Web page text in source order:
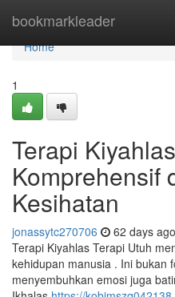
bookmarkleader
Home
Home
1
Terapi
Komprehensif
Kesihatan
jonassytc270706 62 days ago
Terapi Kiyahlas Terapi Utuh
kehidupan manusia . Ini bukan
menyembuhkan emosi juga